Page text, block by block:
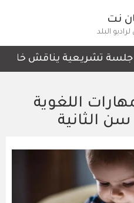
نت
البلد
تشريعية يناقش خلالها
اللغوية
الثانية